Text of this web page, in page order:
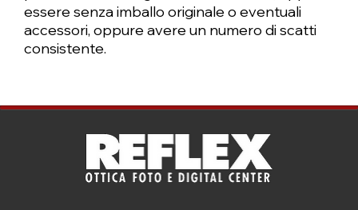
essere senza imballo originale o eventuali
accessori, oppure avere un numero di scatti
consistente.